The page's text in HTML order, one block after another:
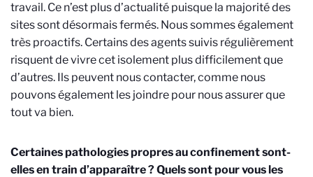
travail. Ce n’est plus d’actualité puisque la majorité des
sites sont désormais fermés. Nous sommes également
très proactifs. Certains des agents suivis régulièrement
risquent de vivre cet isolement plus difficilement que
d’autres. Ils peuvent nous contacter, comme nous
pouvons également les joindre pour nous assurer que
tout va bien.
Certaines pathologies propres au confinement sont-
elles en train d’apparaître ? Quels sont pour vous les